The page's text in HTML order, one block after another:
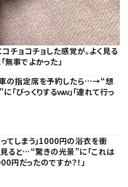
チョコチョした感覚が。よく見る
無事でよかった」
の指定席を予約したら…→“想
「びっくりするｗｗ」「連れて行っ
ってしまう」1000円の浴衣を衝
見ると…“驚きの光景”に「これは
円だったのですか？！」